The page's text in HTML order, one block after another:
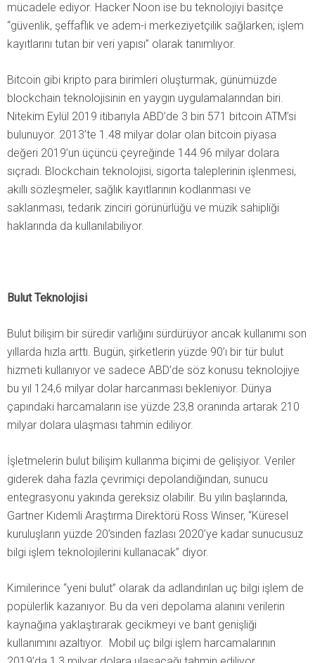
mücadele ediyor. Hacker Noon ise bu teknolojiyi basitçe
“güvenlik, şeffaflık ve adem-i merkeziyetçilik sağlarken; işlem
kayıtlarını tutan bir veri yapısı” olarak tanımlıyor.
Bitcoin gibi kripto para birimleri oluşturmak, günümüzde
blockchain teknolojisinin en yaygın uygulamalarından biri.
Nitekim Eylül 2019 itibarıyla ABD’de 3 bin 571 bitcoin ATM’si
bulunuyor. 2013’te 1.48 milyar dolar olan bitcoin piyasa
değeri 2019’un üçüncü çeyreğinde 144.96 milyar dolara
sıçradı. Blockchain teknolojisi, sigorta taleplerinin işlenmesi,
akıllı sözleşmeler, sağlık kayıtlarının kodlanması ve
saklanması, tedarik zinciri görünürlüğü ve müzik sahipliği
haklarında da kullanılabiliyor.
Bulut Teknolojisi
Bulut bilişim bir süredir varlığını sürdürüyor ancak kullanımı son
yıllarda hızla arttı. Bugün, şirketlerin yüzde 90’ı bir tür bulut
hizmeti kullanıyor ve sadece ABD’de söz konusu teknolojiye
bu yıl 124,6 milyar dolar harcanması bekleniyor. Dünya
çapındaki harcamaların ise yüzde 23,8 oranında artarak 210
milyar dolara ulaşması tahmin ediliyor.
İşletmelerin bulut bilişim kullanma biçimi de gelişiyor. Veriler
giderek daha fazla çevrimiçi depolandığından, sunucu
entegrasyonu yakında gereksiz olabilir. Bu yılın başlarında,
Gartner Kıdemli Araştırma Direktörü Ross Winser, “Küresel
kuruluşların yüzde 20’sinden fazlası 2020’ye kadar sunucusuz
bilgi işlem teknolojilerini kullanacak” diyor.
Kimilerince “yeni bulut” olarak da adlandırılan uç bilgi işlem de
popülerlik kazanıyor. Bu da veri depolama alanını verilerin
kaynağına yaklaştırarak gecikmeyi ve bant genişliği
kullanımını azaltıyor. Mobil uç bilgi işlem harcamalarının